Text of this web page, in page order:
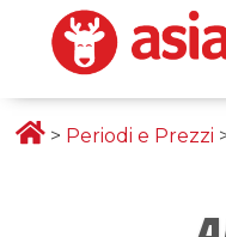
> Periodi e Prezzi